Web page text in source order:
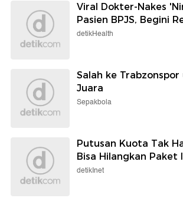
Viral Dokter-Nakes
Pasien BPJS, Begini
detikHealth
Salah ke
Juara
Sepakbola
Putusan Kuota Tak
Bisa Hilangkan
detikInet